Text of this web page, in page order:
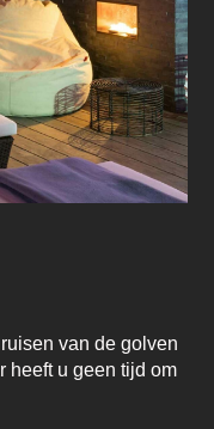
van de golven
heeft u geen tijd om